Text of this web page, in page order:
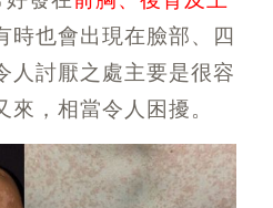
時也會出現在臉部、四
人討厭之處主要是很容
，相當令人困擾。